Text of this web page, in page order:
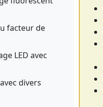
facteur de
LED avec
divers